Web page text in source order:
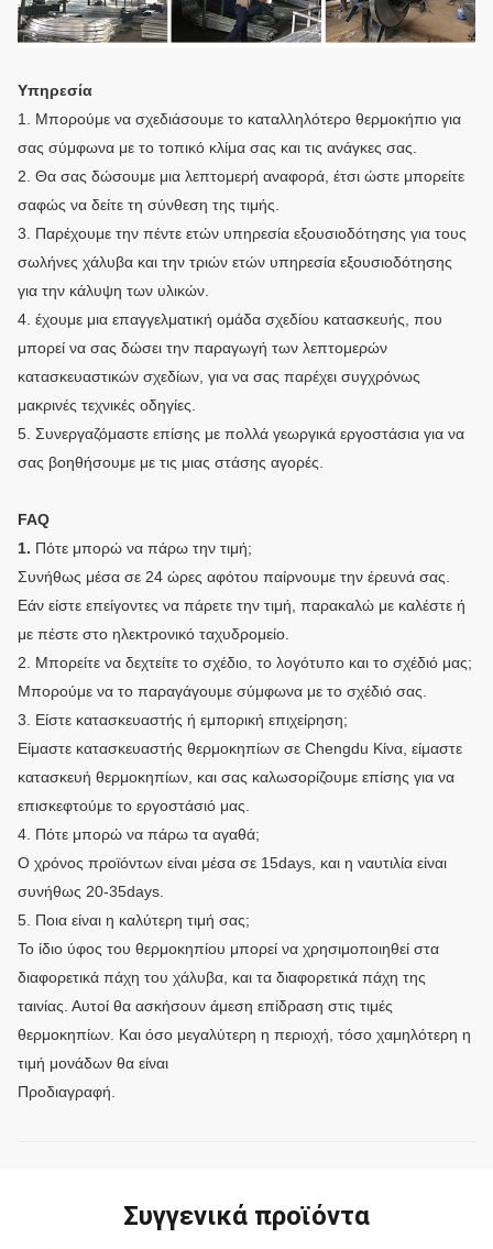
Υπηρεσία
1. Μπορούμε να σχεδιάσουμε το καταλληλότερο θερμοκήπιο για
σας σύμφωνα με το τοπικό κλίμα σας και τις ανάγκες σας.
2. Θα σας δώσουμε μια λεπτομερή αναφορά, έτσι ώστε μπορείτε
σαφώς να δείτε τη σύνθεση της τιμής.
3. Παρέχουμε την πέντε ετών υπηρεσία εξουσιοδότησης για τους
σωλήνες χάλυβα και την τριών ετών υπηρεσία εξουσιοδότησης
για την κάλυψη των υλικών.
4. έχουμε μια επαγγελματική ομάδα σχεδίου κατασκευής, που
μπορεί να σας δώσει την παραγωγή των λεπτομερών
κατασκευαστικών σχεδίων, για να σας παρέχει συγχρόνως
μακρινές τεχνικές οδηγίες.
5. Συνεργαζόμαστε επίσης με πολλά γεωργικά εργοστάσια για να
σας βοηθήσουμε με τις μιας στάσης αγορές.
FAQ
1. Πότε μπορώ να πάρω την τιμή;
Συνήθως μέσα σε 24 ώρες αφότου παίρνουμε την έρευνά σας.
Εάν είστε επείγοντες να πάρετε την τιμή, παρακαλώ με καλέστε ή
με πέστε στο ηλεκτρονικό ταχυδρομείο.
2. Μπορείτε να δεχτείτε το σχέδιο, το λογότυπο και το σχέδιό μας;
Μπορούμε να το παραγάγουμε σύμφωνα με το σχέδιό σας.
3. Είστε κατασκευαστής ή εμπορική επιχείρηση;
Είμαστε κατασκευαστής θερμοκηπίων σε Chengdu Κίνα, είμαστε
κατασκευή θερμοκηπίων, και σας καλωσορίζουμε επίσης για να
επισκεφτούμε το εργοστάσιό μας.
4. Πότε μπορώ να πάρω τα αγαθά;
Ο χρόνος προϊόντων είναι μέσα σε 15days, και η ναυτιλία είναι
συνήθως 20-35days.
5. Ποια είναι η καλύτερη τιμή σας;
Το ίδιο ύφος του θερμοκηπίου μπορεί να χρησιμοποιηθεί στα
διαφορετικά πάχη του χάλυβα, και τα διαφορετικά πάχη της
ταινίας. Αυτοί θα ασκήσουν άμεση επίδραση στις τιμές
θερμοκηπίων. Και όσο μεγαλύτερη η περιοχή, τόσο χαμηλότερη η
τιμή μονάδων θα είναι
Προδιαγραφή.
Συγγενικά προϊόντα